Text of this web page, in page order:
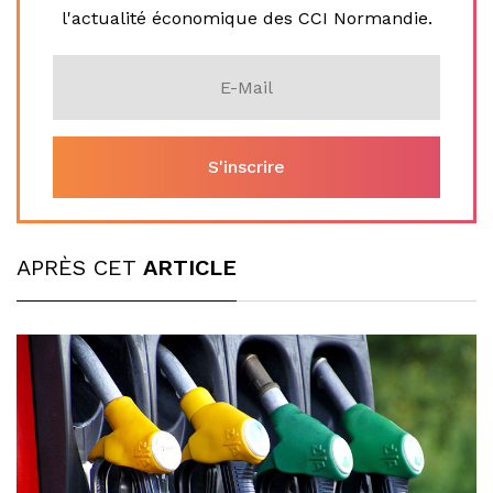
l'actualité économique des CCI Normandie.
APRÈS CET ARTICLE